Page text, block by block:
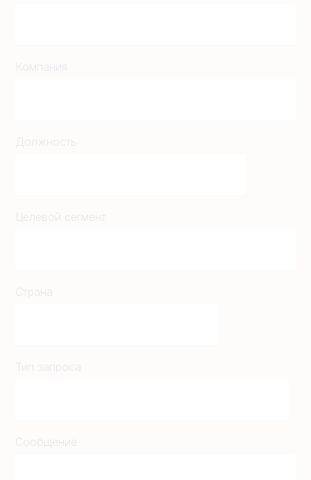
Компания
Должность
Целевой сегмент
Страна
Тип запроса
Сообщение